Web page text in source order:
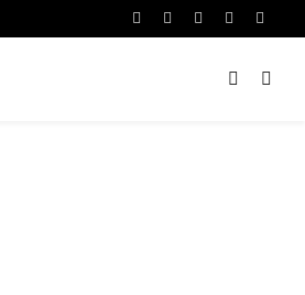
Facebook
X
Instagram
YouTube